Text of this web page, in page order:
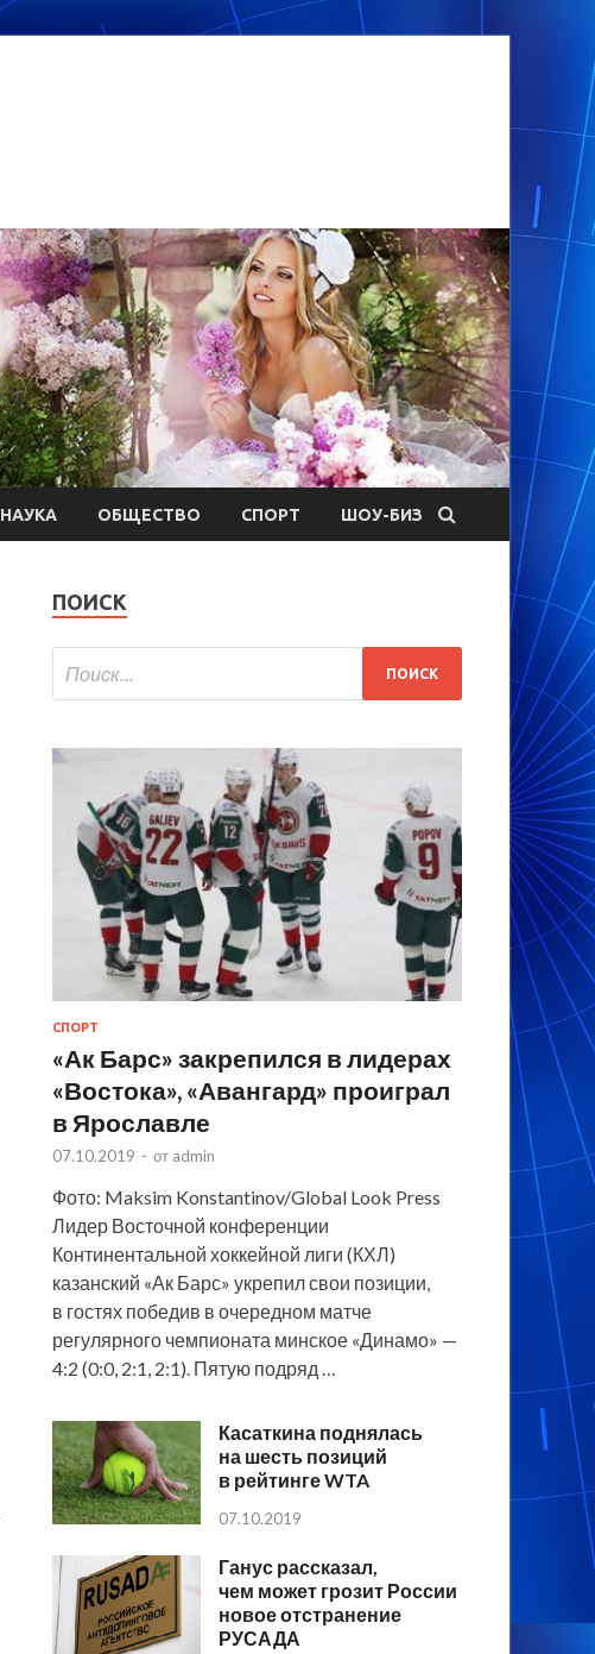
НАУКА ОБЩЕСТВО СПОРТ ШОУ-БИЗ
ПОИСК
СПОРТ
«Ак Барс» закрепился в лидерах
«Востока», «Авангард» проиграл
в Ярославле
07.10.2019 - от admin
Фото: Maksim Konstantinov/Global Look Press
Лидер Восточной конференции
Континентальной хоккейной лиги (КХЛ)
казанский «Ак Барс» укрепил свои позиции,
в гостях победив в очередном матче
регулярного чемпионата минское «Динамо» —
4:2 (0:0, 2:1, 2:1). Пятую подряд …
Касаткина поднялась
на шесть позиций
в рейтинге WTA
07.10.2019
Ганус рассказал,
чем может грозит России
новое отстранение
РУСАДА